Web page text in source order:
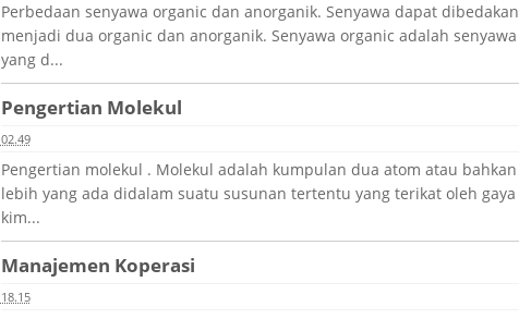
Perbedaan senyawa organic dan anorganik. Senyawa dapat dibedakan
menjadi dua organic dan anorganik. Senyawa organic adalah senyawa
yang d...
Pengertian Molekul
02.49
Pengertian molekul . Molekul adalah kumpulan dua atom atau bahkan
lebih yang ada didalam suatu susunan tertentu yang terikat oleh gaya
kim...
Manajemen Koperasi
18.15